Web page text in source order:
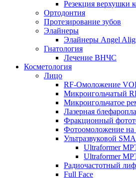
Резекция верхушки
Ортодонтия
Протезирование зубов
Элайнеры
Элайнеры Angel
Гнатология
Лечение ВНЧС
Косметология
Лицо
RF-Омоложение
Микроигольчатый
Микроигольчатое
Лазерная
Фракционный
Фотоомоложение на
Ультразвуковой
Ultraformer
Ultraformer
Радиочастотный
Full Face